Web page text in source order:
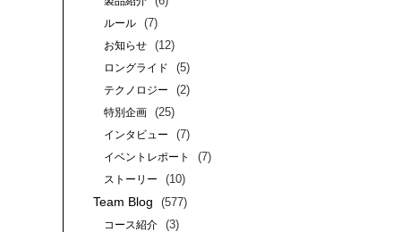
ルール (7)
お知らせ (12)
ロングライド (5)
テクノロジー (2)
特別企画 (25)
インタビュー (7)
イベントレポート (7)
ストーリー (10)
Team Blog (577)
コース紹介 (3)